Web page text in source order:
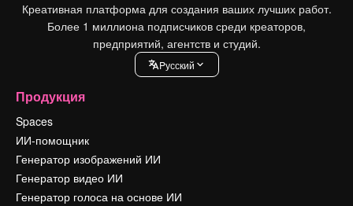
Креативная платформа для создания ваших лучших работ.
Более 1 миллиона подписчиков среди креаторов,
предприятий, агентств и студий.
Pусский
Продукция
Spaces
ИИ-помощник
Генератор изображений ИИ
Генератор видео ИИ
Генератор голоса на основе ИИ